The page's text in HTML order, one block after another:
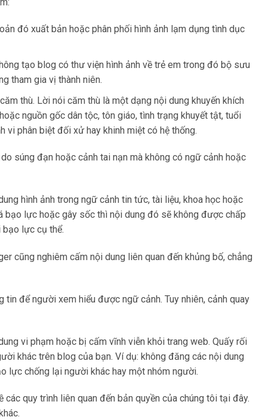
đó xuất bản hoặc phân phối hình ảnh lạm dụng tình dục
tạo blog có thư viện hình ảnh về trẻ em trong đó bộ sưu
tham gia vị thành niên.
thù. Lời nói căm thù là một dạng nội dung khuyến khích
nguồn gốc dân tộc, tôn giáo, tình trạng khuyết tật, tuổi
vi phân biệt đối xử hay khinh miệt có hệ thống.
súng đạn hoặc cảnh tai nạn mà không có ngữ cảnh hoặc
hình ảnh trong ngữ cảnh tin tức, tài liệu, khoa học hoặc
bạo lực hoặc gây sốc thì nội dung đó sẽ không được chấp
bạo lực cụ thể.
cũng nghiêm cấm nội dung liên quan đến khủng bố, chẳng
để người xem hiểu được ngữ cảnh. Tuy nhiên, cảnh quay
vi phạm hoặc bị cấm vĩnh viễn khỏi trang web. Quấy rối
khác trên blog của bạn. Ví dụ: không đăng các nội dung
lực chống lại người khác hay một nhóm người.
quy trình liên quan đến bản quyền của chúng tôi tại đây.